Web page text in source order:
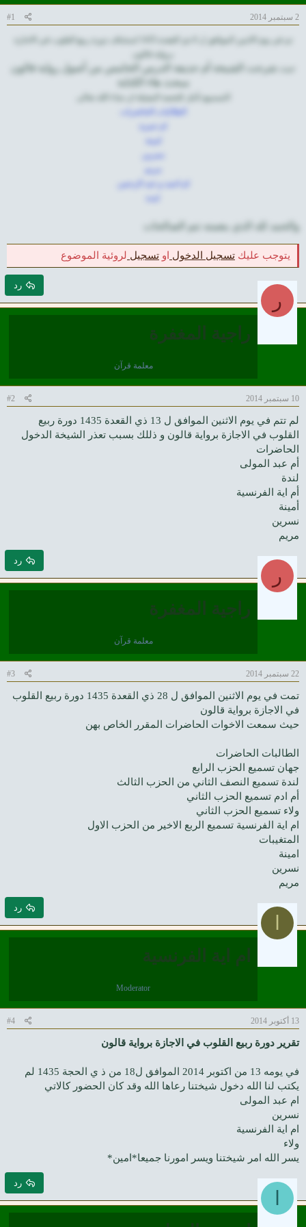
2 سبتمبر 2014 #1
تم في يوم الاثنين الموافق ل 6 ذي القعدة 1435 استئناف دورة ربيع القلوب في الاجازة
برواية قالون
شرحت الشيخة أم حذيفة الدرس الخامس من أصول رواية قالون
مبحث هاء الكناية
التسميع تأجل للحصة المقبلة ان شاء الله تعالى
ام حمزة
امينة
نسرين
مريم
ام احمد و عبد الرحمن
والحمد لله الذي بنعمته تتم الصالحات
يتوجب عليك تسجيل الدخول او تسجيل لروئية الموضوع
رد
ر
راجية المغفرة
معلمة قرآن
10 سبتمبر 2014 #2
لم تتم في يوم الاثنين الموافق ل 13 ذي القعدة 1435 دورة ربيع
القلوب في الاجازة برواية قالون و ذللك بسبب تعذر الشيخة الدخول
الحاضرات
أم عبد المولى
لندة
أم اية الفرنسية
أمينة
نسرين
مريم
رد
ر
راجية المغفرة
معلمة قرآن
22 سبتمبر 2014 #3
تمت في يوم الاثنين الموافق ل 28 ذي القعدة 1435 دورة ربيع القلوب
في الاجازة برواية قالون
حيث سمعت الاخوات الحاضرات المقرر الخاص بهن
الطالبات الحاضرات
جهان تسميع الحزب الرابع
لندة تسميع النصف الثاني من الحزب الثالث
أم ادم تسميع الحزب الثاني
ولاء تسميع الحزب الثاني
ام اية الفرنسية تسميع الربع الاخير من الحزب الاول
المتغيبات
امينة
نسرين
مريم
رد
ام اية الفرنسية
Moderator
13 أكتوبر 2014 #4
تقرير دورة ربيع القلوب في الاجازة برواية قالون
في يومه 13 من اكتوبر 2014 الموافق ل18 من ذ ي الحجة 1435 لم
يكتب لنا الله دخول شيختنا رعاها الله وقد كان الحضور كالاتي
ام عبد المولى
نسرين
ام اية الفرنسية
ولاء
يسر الله امر شيختنا ويسر امورنا جميعا*امين*
رد